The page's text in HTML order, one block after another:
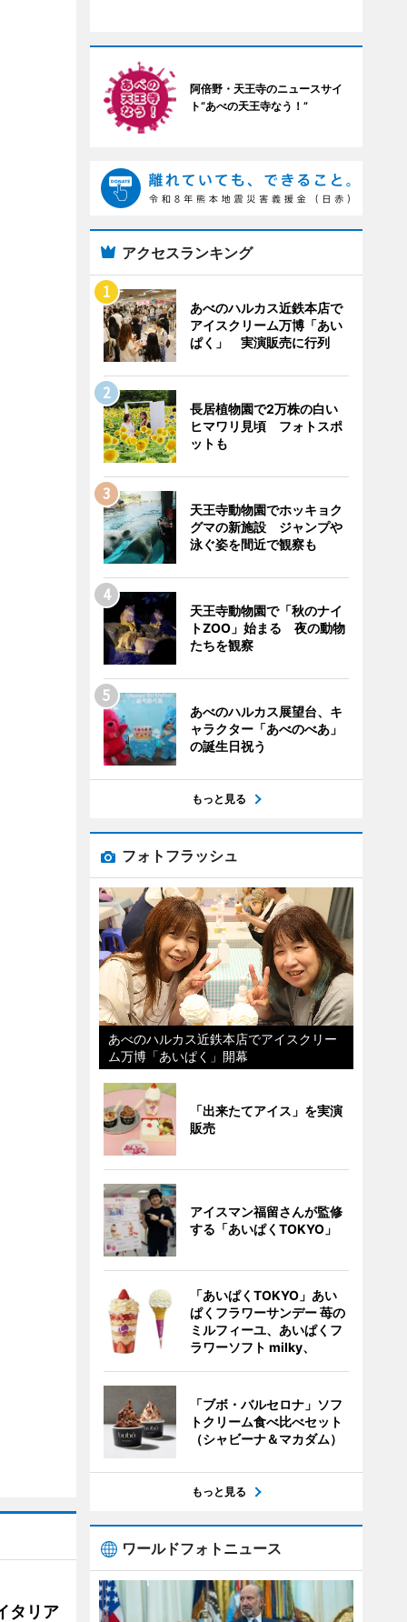
タリア
阿倍野・天王寺のニュースサイ
ト“あべの天王寺なう！”
アクセスランキング
あべのハルカス近鉄本店で
アイスクリーム万博「あい
ぱく」 実演販売に行列
長居植物園で2万株の白い
ヒマワリ見頃 フォトスポ
ットも
天王寺動物園でホッキョク
グマの新施設 ジャンプや
泳ぐ姿を間近で観察も
天王寺動物園で「秋のナイ
トZOO」始まる 夜の動物
たちを観察
あべのハルカス展望台、キ
ャラクター「あべのべあ」
の誕生日祝う
もっと見る
フォトフラッシュ
あべのハルカス近鉄本店でアイスクリー
ム万博「あいぱく」開幕
「出来たてアイス」を実演
販売
アイスマン福留さんが監修
する「あいぱくTOKYO」
「あいぱくTOKYO」あい
ぱくフラワーサンデー 苺の
ミルフィーユ、あいぱくフ
ラワーソフト milky、
「ブボ・バルセロナ」ソフ
トクリーム食べ比べセット
（シャビーナ＆マカダム）
もっと見る
ワールドフォトニュース